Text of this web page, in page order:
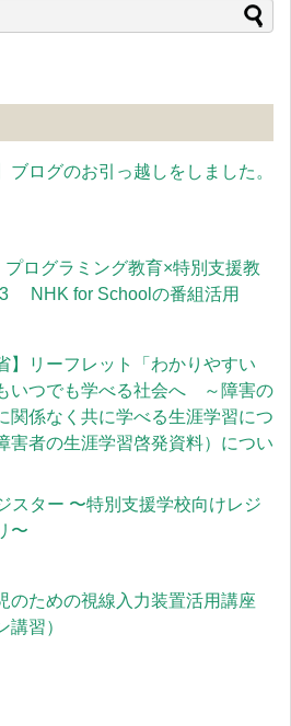
ブログのお引っ越しをしました。
プログラミング教育×特別支援教
NHK for Schoolの番組活用
】リーフレット「わかりやすい
いつでも学べる社会へ ～障害の
関係なく共に学べる生涯学習につ
害者の生涯学習啓発資料）につい
スター 〜特別支援学校向けレジ
〜
のための視線入力装置活用講座
講習）